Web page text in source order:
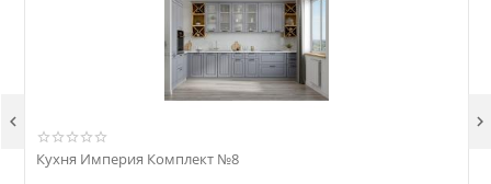
Кухня Империя Комплект №8
 